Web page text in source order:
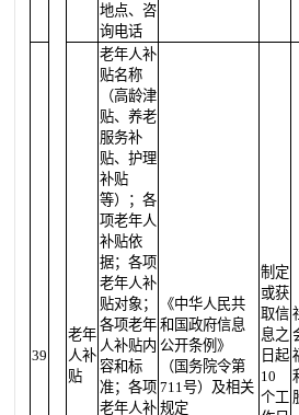
地点、咨
询电话
39
老年
人补
贴
老年人补
贴名称
（高龄津
贴、养老
服务补
贴、护理
补贴
等）；各
项老年人
补贴依
据；各项
老年人补
贴对象；
各项老年
人补贴内
容和标
准；各项
老年人补
《中华人民共
和国政府信息
公开条例》
（国务院令第
711号）及相关
规定
制定
或获
取信
息之
日起
10
个工